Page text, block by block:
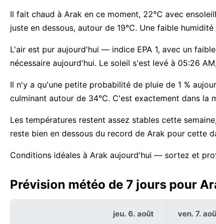
Il fait chaud à Arak en ce moment, 22°C avec
juste en dessous, autour de 19°C. Une faible
L'air est pur aujourd'hui — indice EPA 1, avec un
nécessaire aujourd'hui. Le soleil s'est levé à 05:26
Il n'y a qu'une petite probabilité de pluie de 1 %
culminant autour de 34°C. C'est exactement dans la
Les températures restent assez stables cette
reste bien en dessous du record de Arak pour cette
Conditions idéales à Arak aujourd'hui — sortez et
Prévision météo de 7 jours pour
jeu. 6. août ven. 7.